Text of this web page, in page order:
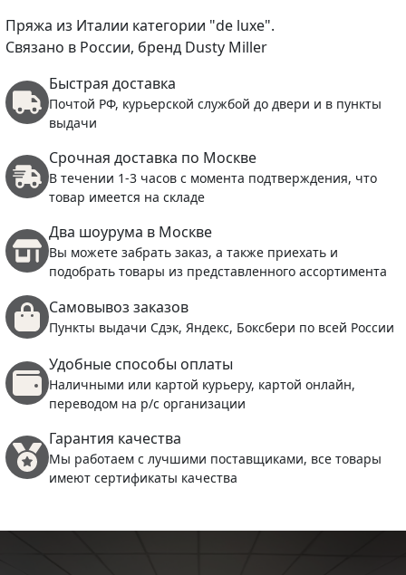
Пряжа из Италии категории "de luxe".
Связано в России, бренд Dusty Miller
Быстрая доставка
Почтой РФ, курьерской службой до двери и в пункты
выдачи
Срочная доставка по Москве
В течении 1-3 часов с момента подтверждения, что
товар имеется на складе
Два шоурума в Москве
Вы можете забрать заказ, а также приехать и
подобрать товары из представленного ассортимента
Самовывоз заказов
Пункты выдачи Сдэк, Яндекс, Боксбери по всей России
Удобные способы оплаты
Наличными или картой курьеру, картой онлайн,
переводом на р/с организации
Гарантия качества
Мы работаем с лучшими поставщиками, все товары
имеют сертификаты качества